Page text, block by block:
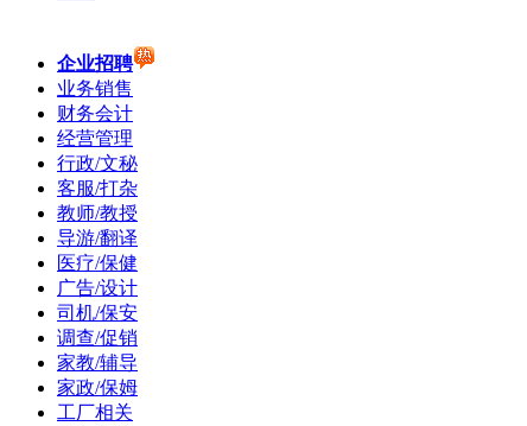
企业招聘
业务销售
财务会计
经营管理
行政/文秘
客服/打杂
教师/教授
导游/翻译
医疗/保健
广告/设计
司机/保安
调查/促销
家教/辅导
家政/保姆
工厂相关